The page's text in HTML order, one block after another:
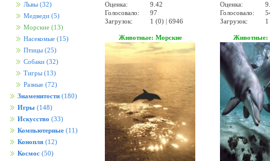
Львы (32)
Медведи (5)
Морские (13)
Насекомые (15)
Птицы (25)
Собаки (32)
Тигры (13)
Разные (72)
Знаменитости (180)
Игры (148)
Искусство (33)
Компьютерные (11)
Конопля (12)
Космос (50)
Оценка:
9.42
Голосовало:
97
Загрузок:
1 (0) | 6946
Оценка:
Голосовало:
Загрузок:
Животные: Морские Животные: